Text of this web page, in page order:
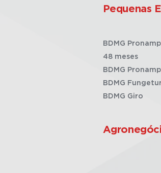
Pequenas
BDMG
48 meses
BDMG
BDMG
BDMG Giro